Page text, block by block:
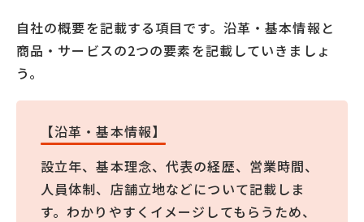
自社の概要を記載する項目です。沿革・基本情報と
商品・サービスの2つの要素を記載していきましょ
う。
【沿革・基本情報】
設立年、基本理念、代表の経歴、営業時間、
人員体制、店舗立地などについて記載しま
す。わかりやすくイメージしてもらうため、